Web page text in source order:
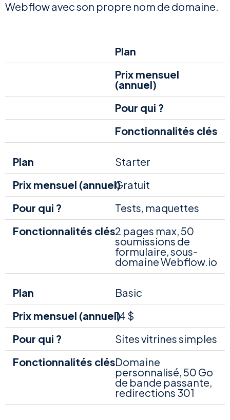
Webflow avec son propre nom de domaine.
Plan
Prix mensuel
(annuel)
Pour qui ?
Fonctionnalités clés
Starter
Gratuit
Tests, maquettes
2 pages max, 50
soumissions de
formulaire, sous-
domaine Webflow.io
Basic
14 $
Sites vitrines simples
Domaine
personnalisé, 50 Go
de bande passante,
redirections 301